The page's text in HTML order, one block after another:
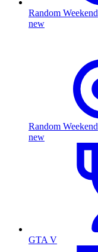
Random Weekend
new
Random Weekend
new
GTA V